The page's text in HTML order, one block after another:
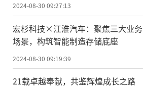
2024-08-30 09:27:13
宏杉科技×江淮汽车：聚焦三大业务
场景，构筑智能制造存储底座
2024-08-30 09:19:39
21载卓越奉献，共鉴辉煌成长之路